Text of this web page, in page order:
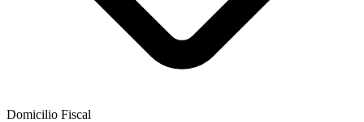
Domicilio Fiscal